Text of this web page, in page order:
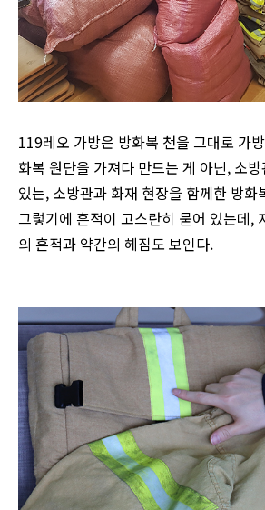
119레오 가방은 방화복 천을 그대로 가
화복 원단을 가져다 만드는 게 아닌, 소
있는, 소방관과 화재 현장을 함께한 방화
그렇기에 흔적이 고스란히 묻어 있는데,
의 흔적과 약간의 헤짐도 보인다.